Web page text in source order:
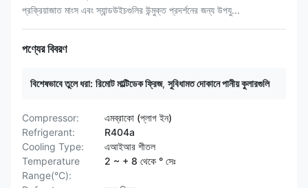
প্রক্রিয়াজাত মাংস এবং স্যান্ডউইচগুলির উন্মুক্ত প্রদর্শনের জন্য উপযু...
পণ্যের বিবরণ
বিশেষভাবে তুলে ধরা: রিমোট মাল্টিডেক ফ্রিজ, সুবিধামত দোকানে পানীয় কুলারগুলি
Compressor:
এমব্রাকো (প্লাগ ইন)
Refrigerant:
R404a
Cooling Type:
এআইআর শীতল
Temperature
Range(°C):
2 ~ + 8 থেকে ° সেঃ